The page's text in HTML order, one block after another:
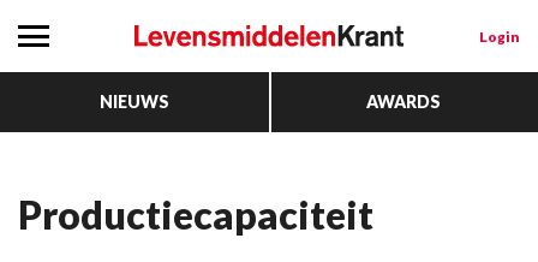
Login
NIEUWS AWARDS
Productiecapaciteit